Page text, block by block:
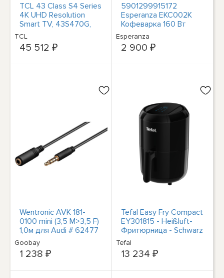
TCL 43 Class S4 Series
4K UHD Resolution
Smart TV, 43S470G,
with Google TV
TCL
45 512 ₽
5901299915172
Esperanza EKC002K
Кофеварка 160 Вт
Schwarz Esperanza
Esperanza
2 900 ₽
Wentronic AVK 181-
0100 mini (3,5 М>3,5 F)
1,0м для Audi # 62477
Goobay
1 238 ₽
Tefal Easy Fry Compact
EY301815 - Heißluft-
Фритюрница - Schwarz
Tefal
13 234 ₽